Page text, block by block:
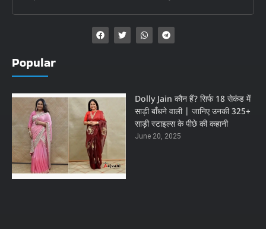
Popular
Dolly Jain कौन हैं? सिर्फ 18 सेकंड में
साड़ी बाँधने वाली | जानिए उनकी 325+
साड़ी स्टाइल्स के पीछे की कहानी
June 20, 2025